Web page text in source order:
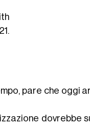
pare che oggi
dovrebbe